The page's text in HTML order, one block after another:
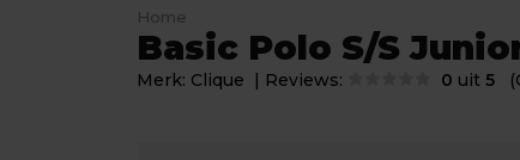
Home
Basic Polo S/S
Merk: Clique | Reviews: 0 uit 5